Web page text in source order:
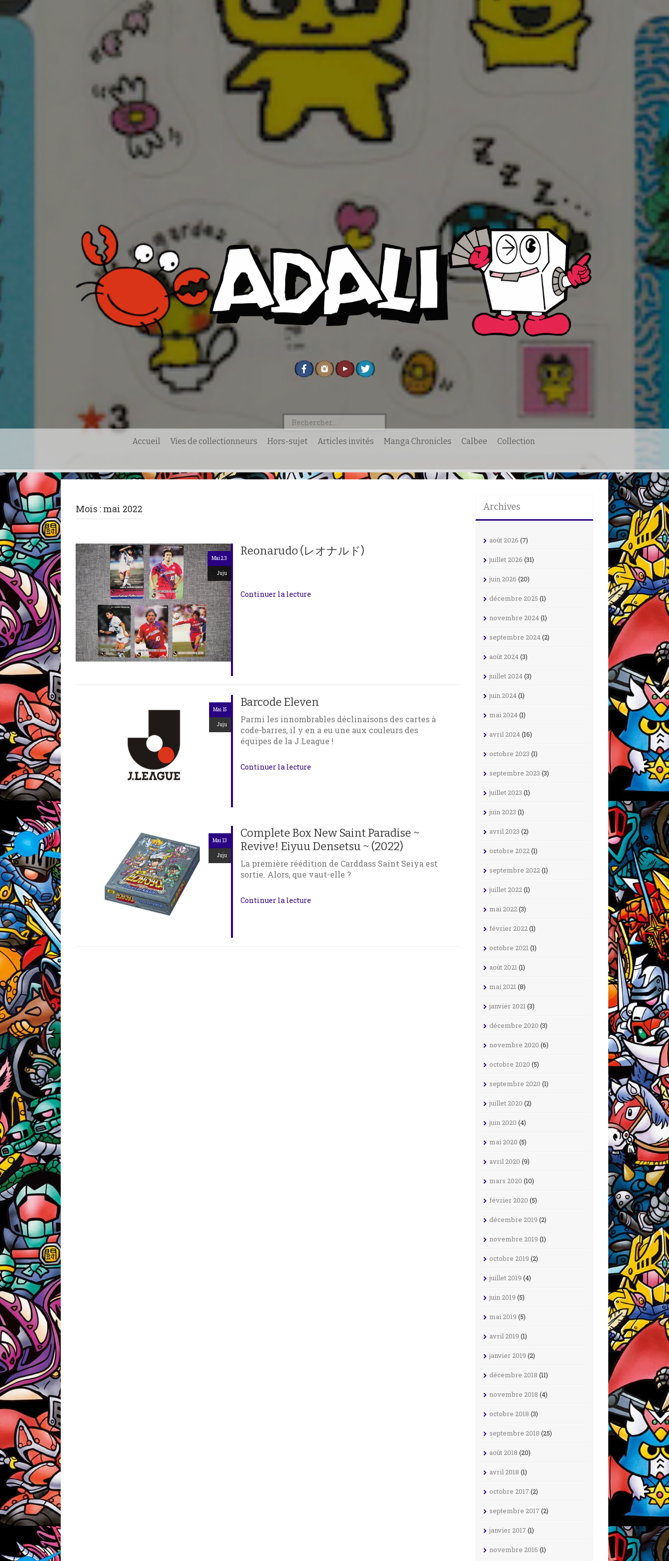
Rechercher :
Accueil Vies de collectionneurs Hors-sujet Articles invités Manga Chronicles Calbee Collection
Mois : mai 2022
Mai 23
Juju
Reonarudo (レオナルド)
Continuer la lecture
Mai 15
Juju
Barcode Eleven
Parmi les innombrables déclinaisons des cartes à
code-barres, il y en a eu une aux couleurs des
équipes de la J.League !
Continuer la lecture
Mai 13
Juju
Complete Box New Saint Paradise ~
Revive! Eiyuu Densetsu ~ (2022)
La première réédition de Carddass Saint Seiya est
sortie. Alors, que vaut-elle ?
Continuer la lecture
Archives
août 2026 (7)
juillet 2026 (31)
juin 2026 (20)
décembre 2025 (1)
novembre 2024(1)
septembre 2024(2)
août 2024(3)
juillet 2024(3)
juin 2024(1)
mai 2024(1)
avril 2024(16)
octobre 2023 (1)
septembre 2023 (3)
juillet 2023 (1)
juin 2023 (1)
avril 2023 (2)
octobre 2022(1)
septembre 2022(1)
juillet 2022(1)
mai 2022(3)
février 2022(1)
octobre 2021(1)
août 2021(1)
mai 2021(8)
janvier 2021(3)
décembre 2020 (3)
novembre 2020 (6)
octobre 2020 (5)
septembre 2020 (1)
juillet 2020 (2)
juin 2020 (4)
mai 2020 (5)
avril 2020 (9)
mars 2020 (10)
février 2020 (5)
décembre 2019 (2)
novembre 2019 (1)
octobre 2019 (2)
juillet 2019 (4)
juin 2019 (5)
mai 2019 (5)
avril 2019 (1)
janvier 2019 (2)
décembre 2018 (11)
novembre 2018 (4)
octobre 2018 (3)
septembre 2018 (25)
août 2018 (20)
avril 2018 (1)
octobre 2017 (2)
septembre 2017 (2)
janvier 2017 (1)
novembre 2016 (1)